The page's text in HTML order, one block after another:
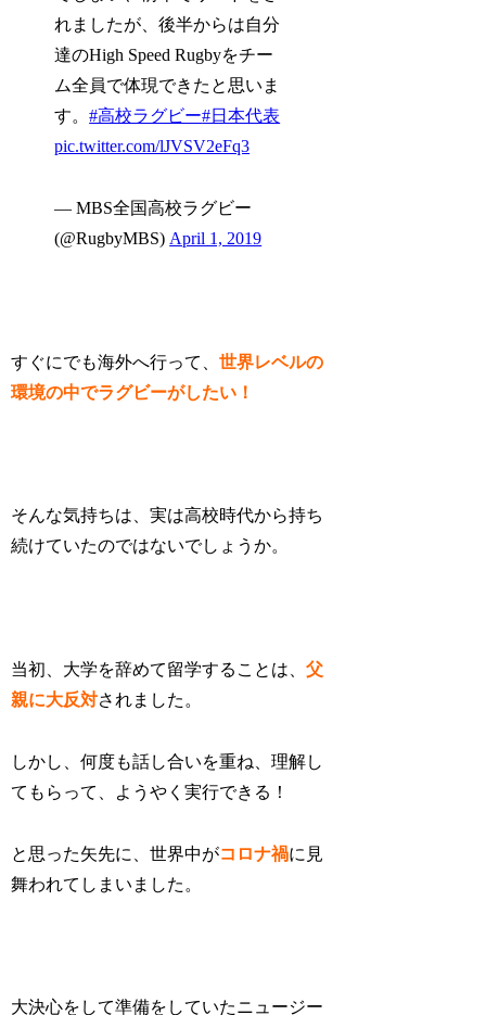
れましたが、後半からは自分
達のHigh Speed Rugbyをチー
ム全員で体現できたと思いま
す。#高校ラグビー#日本代表
pic.twitter.com/lJVSV2eFq3
— MBS全国高校ラグビー
(@RugbyMBS) April 1, 2019
すぐにでも海外へ行って、世界レベルの
環境の中でラグビーがしたい！
そんな気持ちは、実は高校時代から持ち
続けていたのではないでしょうか。
当初、大学を辞めて留学することは、父
親に大反対されました。
しかし、何度も話し合いを重ね、理解し
てもらって、ようやく実行できる！
と思った矢先に、世界中がコロナ禍に見
舞われてしまいました。
大決心をして準備をしていたニュージー